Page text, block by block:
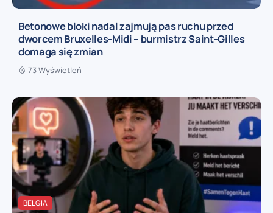
Betonowe bloki nadal zajmują pas ruchu przed
dworcem Bruxelles-Midi – burmistrz Saint-Gilles
domaga się zmian
73 Wyświetleń
BELGIA